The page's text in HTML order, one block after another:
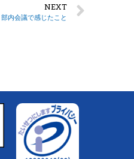
NEXT
部内会議で感じたこと